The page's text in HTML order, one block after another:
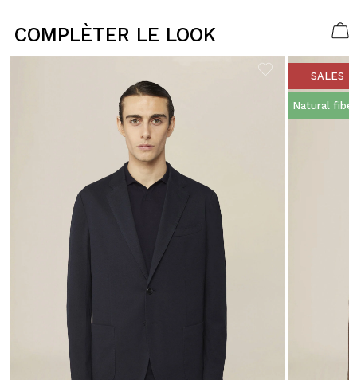
COMPLÈTER LE LOOK
SALES
Natural